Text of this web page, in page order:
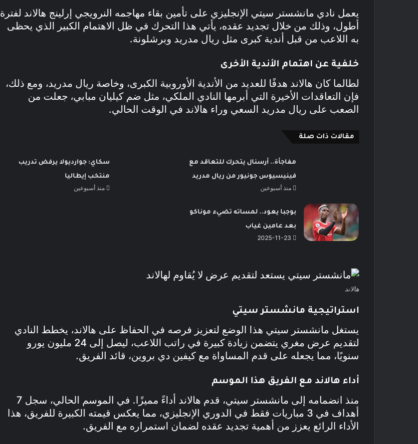
يعمل نادي مانشستر سيتي الإنجليزي على تأمين بقاء مهاجمه النرويجي إرلينج هالاند لفترة
أطول، وذلك من خلال تجديد عقده، يأتي هذا التحرك في ظل الاهتمام الكبير الذي يحظى
به اللاعب من قبل أندية كبرى مثل ريال مدريد وبرشلونة.
خلفية عن اهتمام الأندية الأخرى
لطالما كان هالاند هدفًا للعديد من الأندية الأوروبية الكبرى، وخاصة ريال مدريد، ومع ذلك،
فإن التعاقدات الأخيرة التي أبرمها النادي الملكي، مثل ضم كيليان مبابي، جعلت من
الصعب على ريال مدريد السعي وراء هالاند في الوقت الحالي.
مقالات ذات صلة
مفاجأة.. أرسنال يتحرك للتعاقد مع
فينيسيوس جونيور من ريال مدريد
منذ أسبوعين
سكاي: جوارديولا يرفض تدريب
منتخب إيطاليا
منذ أسبوعين
بوجبا يعود.. لمساته تضيء موناكو
بعد عامين غياب
2025-11-23
هالاند
استراتيجية مانشستر سيتي
يستغل مانشستر سيتي هذا الوضع لتعزيز فرصه في الحفاظ على هالاند، يخطط النادي
لتقديم عرض مغري يتضمن زيادة كبيرة في راتب اللاعب، ليصل إلى 24 مليون يورو
سنويًا، مما يجعله على قدم المساواة مع كيفين دي بروين، قائد الفريق.
أداء هالاند مع الفريق هذا الموسم
منذ انضمامه إلى مانشستر سيتي، قدم هالاند أداءً مميزًا. في الموسم الحالي، سجل 7
أهداف في 3 مباريات فقط في الدوري الإنجليزي، مما يعكس قيمته الكبيرة للفريق، هذا
الأداء الرائع يعزز من أهمية تجديد عقده لضمان استمراره مع الفريق.